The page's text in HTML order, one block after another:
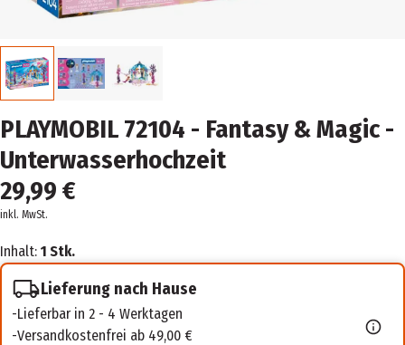
PLAYMOBIL 72104 - Fantasy & Magic -
Unterwasserhochzeit
29,99 €
inkl. MwSt.
Inhalt: 1 Stk.
Lieferung nach Hause
Lieferbar in 2 - 4 Werktagen
Versandkostenfrei ab 49,00 €